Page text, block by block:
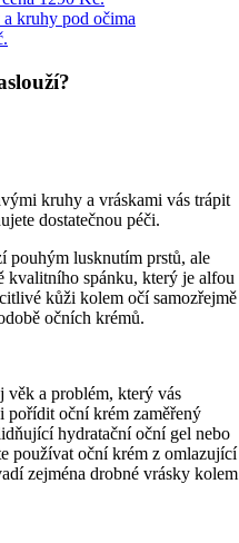
kruhy a vráskami vás trápit
dostatečnou péči.
pouhým lusknutím prstů, ale
kvalitního spánku, který je alfou
kůži kolem očí samozřejmě
očních krémů.
věk a problém, který vás
oční krém zaměřený
hydratační oční gel nebo
používat oční krém z omlazující
zejména drobné vrásky kolem